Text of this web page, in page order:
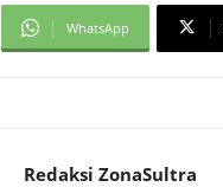
WhatsApp
Redaksi ZonaSultra